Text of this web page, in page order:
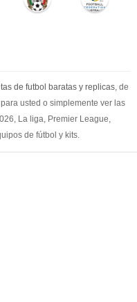
de futbol baratas y replicas, de
usted o simplemente ver las
La liga, Premier League,
de fútbol y kits.
deportiva más grande de
del club de fútbol, ​​kits
más bajos!
de €17.6. Diseños de fútbol